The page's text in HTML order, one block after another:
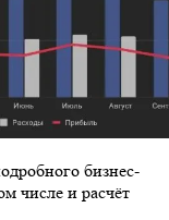
бизнес-
числе и расчёт